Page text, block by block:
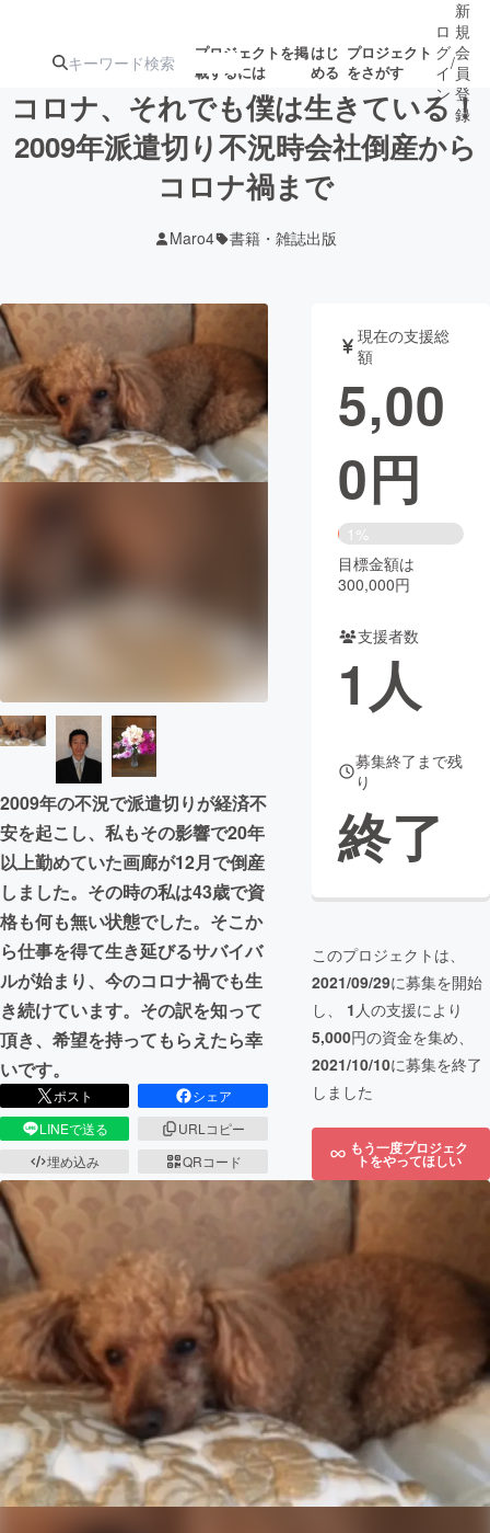
プロジェクトを掲
載するには
はじ
める
プロジェクト
をさがす
注目の新着プロ募集終了が近いプ
テクノロジー・ガジェット
映像・映画 書籍・雑誌
ビジネス・起業 チャレンジ
CAMPFIRE for Social Good
CAMPFIRE Creation
CAMPFIREふるさと納税machi-ya コミュニティ
ロ
グ
イ
ン
/
新
規
会
員
登
録
コロナ、それでも僕は生きている！
2009年派遣切り不況時会社倒産から
コロナ禍まで
Maro4 書籍・雑誌出版
2009年の不況で派遣切りが経済不
安を起こし、私もその影響で20年
以上勤めていた画廊が12月で倒産
しました。その時の私は43歳で資
格も何も無い状態でした。そこか
ら仕事を得て生き延びるサバイバ
ルが始まり、今のコロナ禍でも生
き続けています。その訳を知って
頂き、希望を持ってもらえたら幸
いです。
ポスト
シェア
LINEで送る
URLコピー
埋め込み
QRコード
現在の支援総
額
5,00
0円
1%
目標金額は
300,000円
支援者数
1人
募集終了まで残
り
終了
このプロジェクトは、
2021/09/29に募集を開始
し、 1 人の支援により
5,000円の資金を集め、
2021/10/10に募集を終了
しました
もう一度プロジェク
トをやってほしい